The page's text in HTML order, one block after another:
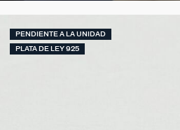
PENDIENTE A LA UNIDAD
PLATA DE LEY 925